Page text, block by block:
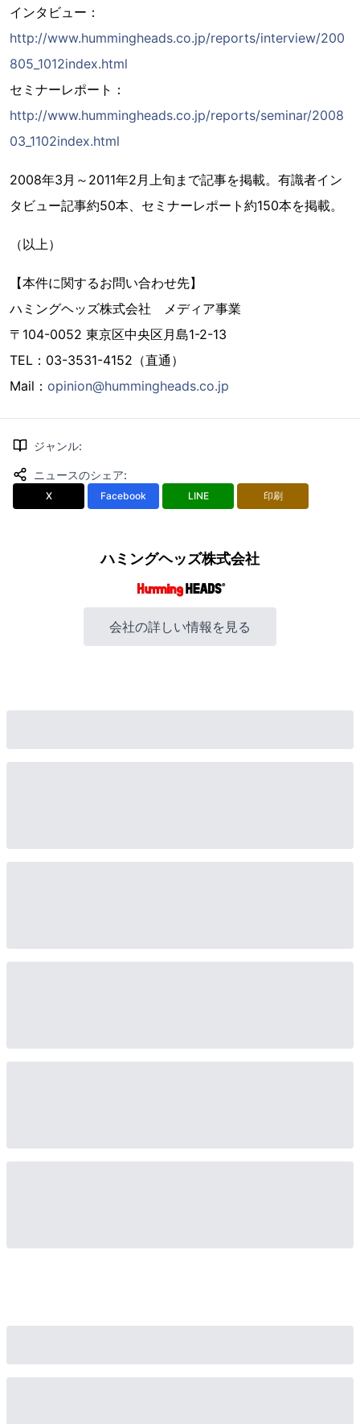
インタビュー：
http://www.hummingheads.co.jp/reports/interview/200
805_1012index.html
セミナーレポート：
http://www.hummingheads.co.jp/reports/seminar/2008
03_1102index.html
2008年3月～2011年2月上旬まで記事を掲載。有識者イン
タビュー記事約50本、セミナーレポート約150本を掲載。
（以上）
【本件に関するお問い合わせ先】
ハミングヘッズ株式会社 メディア事業
〒104-0052 東京区中央区月島1-2-13
TEL：03-3531-4152（直通）
Mail： opinion@hummingheads.co.jp
ジャンル:
ニュースのシェア:
X Facebook LINE 印刷
ハミングヘッズ株式会社
会社の詳しい情報を見る